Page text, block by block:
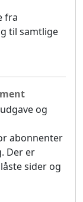
fra
til samtlige
og
abonnenter
Der er
sider og